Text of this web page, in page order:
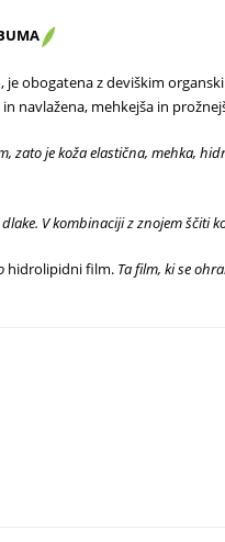
obogatena z deviškim
navlažena, mehkejša in
zato je koža elastična, mehka,
V kombinaciji z znojem ščiti
hidrolipidni film. Ta film, ki se